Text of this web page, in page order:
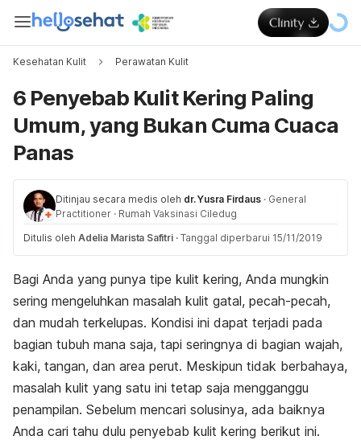
Kesehatan Kulit Perawatan Kulit
6 Penyebab Kulit Kering Paling
Umum, yang Bukan Cuma Cuaca
Panas
Ditinjau secara medis oleh dr. Yusra Firdaus · General
Practitioner · Rumah Vaksinasi Ciledug
Ditulis oleh Adelia Marista Safitri · Tanggal diperbarui 15/11/2019
Bagi Anda yang punya tipe kulit kering, Anda mungkin
sering mengeluhkan masalah kulit gatal, pecah-pecah,
dan mudah terkelupas. Kondisi ini dapat terjadi pada
bagian tubuh mana saja, tapi seringnya di bagian wajah,
kaki, tangan, dan area perut. Meskipun tidak berbahaya,
masalah kulit yang satu ini tetap saja mengganggu
penampilan. Sebelum mencari solusinya, ada baiknya
Anda cari tahu dulu penyebab kulit kering berikut ini.